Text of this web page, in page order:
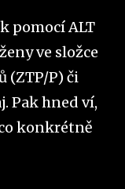
pomocí ALT
ve složce
(ZTP/P) či
Pak hned ví,
konkrétně